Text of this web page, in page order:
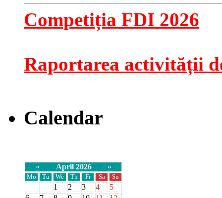
Competiția FDI 2026
Raportarea activității
Calendar
« April 2026 »
Mo Tu We Th Fr Sa Su
1 2 3 4
5